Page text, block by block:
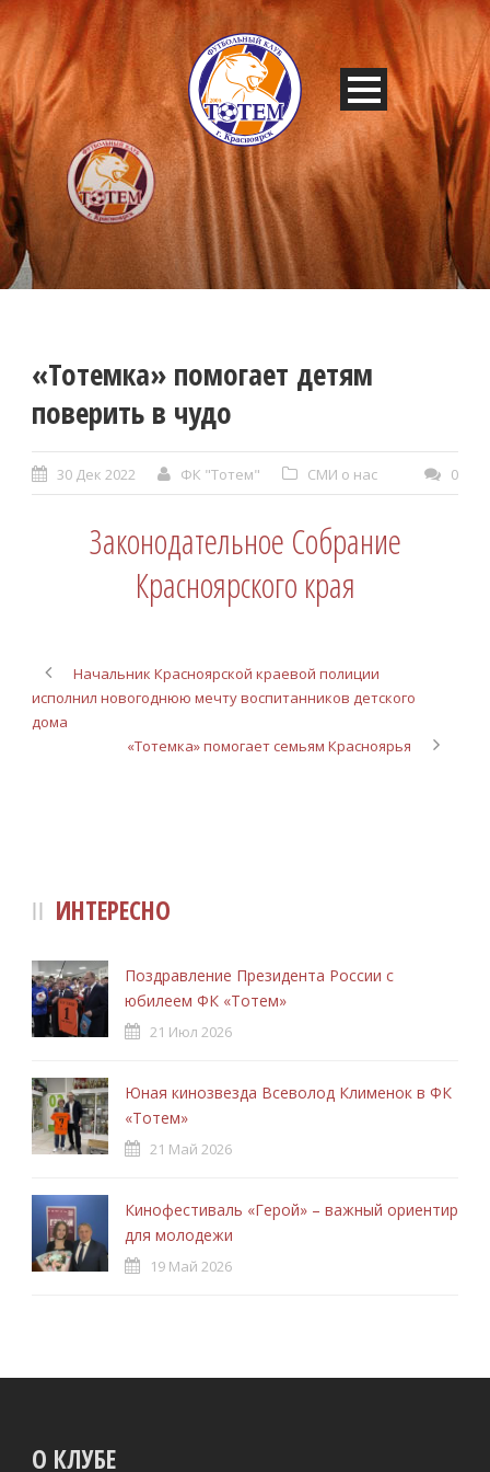
«Тотемка» помогает детям
поверить в чудо
30 Дек 2022 ФК "Тотем" СМИ о нас 0
Законодательное Собрание
Красноярского края
Начальник Красноярской краевой полиции
исполнил новогоднюю мечту воспитанников детского
дома
«Тотемка» помогает семьям Красноярья
ИНТЕРЕСНО
Поздравление Президента России с
юбилеем ФК «Тотем»
21 Июл 2026
Юная кинозвезда Всеволод Клименок в ФК
«Тотем»
21 Май 2026
Кинофестиваль «Герой» – важный ориентир
для молодежи
19 Май 2026
О КЛУБЕ